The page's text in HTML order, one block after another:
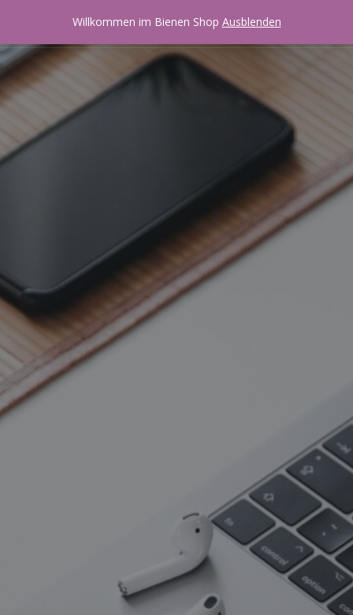
Zukunft Bienen!Willkommen im Bienen Shop Ausblenden